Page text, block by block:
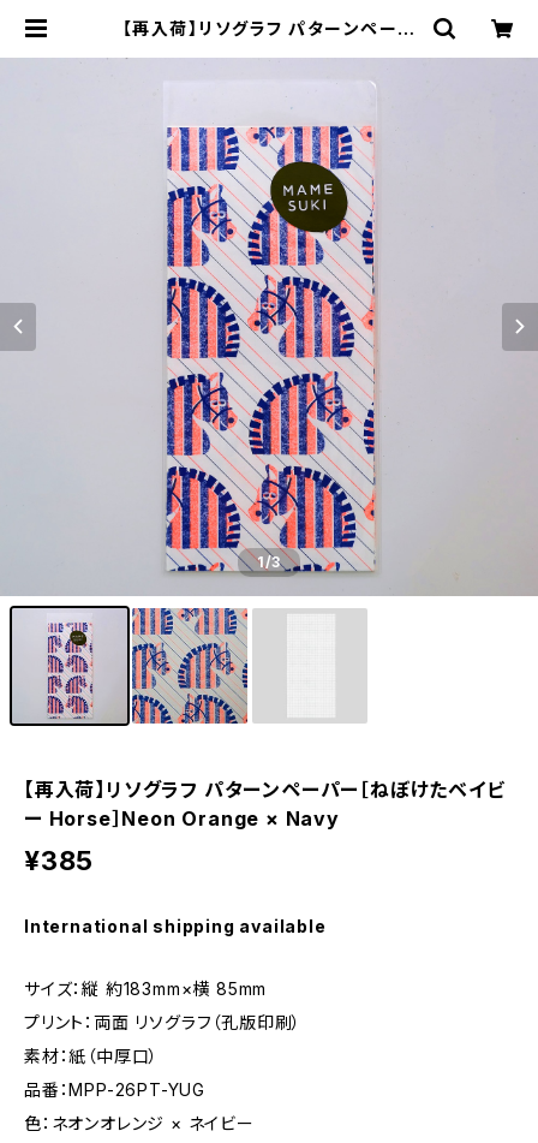
【再入荷】リソグラフ パターンペーパ
1/3
【再入荷】リソグラフ パターンペーパー［ねぼけたベイビ
ー Horse］Neon Orange × Navy
¥385
International shipping available
サイズ：縦 約183mm×横 85mm
プリント：両面 リソグラフ（孔版印刷）
素材：紙（中厚口）
品番：MPP-26PT-YUG
色：ネオンオレンジ × ネイビー